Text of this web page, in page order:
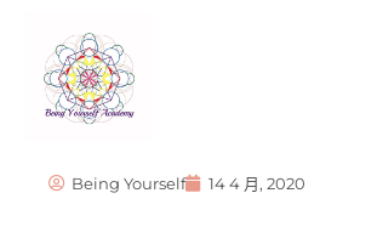
【靈性分享】頌缽小知識
Being Yourself 14 4 月, 2020